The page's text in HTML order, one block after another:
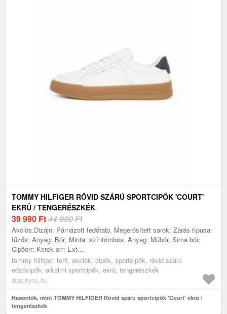
TOMMY HILFIGER RÖVID SZÁRÚ SPORTCIPŐK 'COURT'
EKRÜ / TENGERÉSZKÉK
39 990 Ft44 990 Ft
Akciós.Dizájn: Párnázott fedőtalp, Megerősített sarok; Zárás típusa:
fűzős; Anyag: Bőr; Minta: színtömbös; Anyag: Műbőr, Sima bőr;
Cipőorr: Kerek orr; Ext...
tommy hilfiger, férfi, akciók, cipők, sportcipők, rövid szárú
edzőcipők, alkalmi sportcipők, ekrü, tengerészkék
aboutyou.hu
Hasonlók, mint TOMMY HILFIGER Rövid szárú sportcipők 'Court' ekrü /
tengerészkék